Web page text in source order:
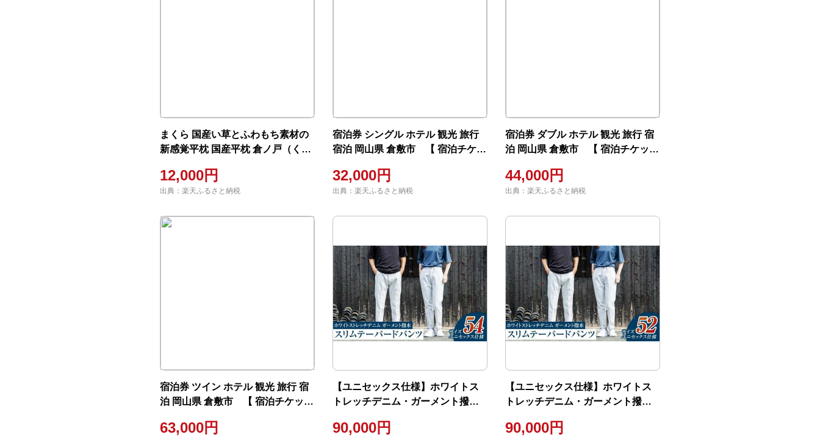
まくら 国産い草とふわもち素材の
新感覚平枕 国産平枕 倉ノ戸（くら
香り 柔らかい ふわふわ もちもち
心地よい フィット感 通気性抜群 】
12,000円
出典：楽天ふるさと納税
宿泊券 シングル ホテル 観光 旅行
宿泊 岡山県 倉敷市 【 宿泊チケッ
敷観光 倉敷旅行 宿泊先 泊り 】
32,000円
出典：楽天ふるさと納税
宿泊券 ダブル ホテル 観光 旅行 宿
泊 岡山県 倉敷市 【 宿泊チケット
光 倉敷旅行 宿泊先 泊り 】
44,000円
出典：楽天ふるさと納税
宿泊券 ツイン ホテル 観光 旅行 宿
泊 岡山県 倉敷市 【 宿泊チケット
光 倉敷旅行 宿泊先 泊り 】
63,000円
【ユニセックス仕様】ホワイトス
トレッチデニム・ガーメント撥
イズ 54）【ユニセックス デニム
90,000円
【ユニセックス仕様】ホワイトス
トレッチデニム・ガーメント撥
イズ 52）【ユニセックス デニム
90,000円